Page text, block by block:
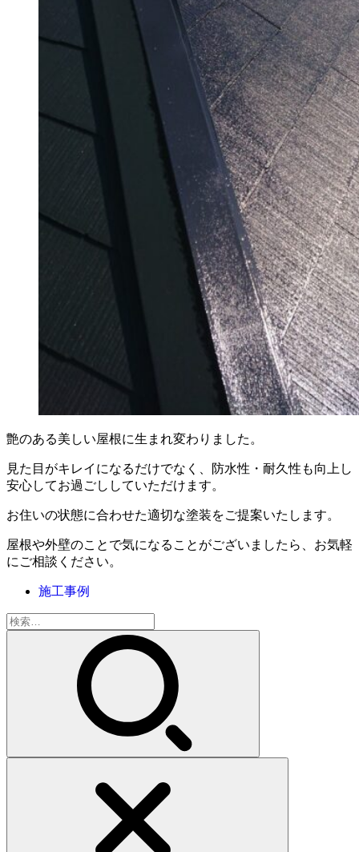
艶のある美しい屋根に生まれ変わりました。
見た目がキレイになるだけでなく、防水性・耐久性も向上し
安心してお過ごししていただけます。
お住いの状態に合わせた適切な塗装をご提案いたします。
屋根や外壁のことで気になることがございましたら、お気軽
にご相談ください。
施工事例
検
索: